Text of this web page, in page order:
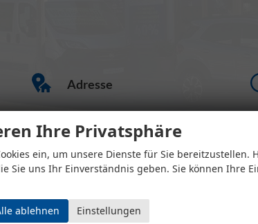
Adresse
Eugen-Rosner-Str. 16
83278 Traunstein
Ihre Privatsphäre
ein, um unsere Dienste für Sie
Sie uns Ihr Einverständnis geben. Sie können
ablehnen Einstellungen